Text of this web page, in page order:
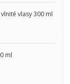
vlasy 300 ml
ml